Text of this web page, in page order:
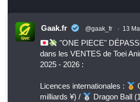
Gaak.fr @gaak_fr · 13
"ONE PIECE"
dans les VENTES de Toei
2025 - 2026 :
Licences internationales :
milliards ¥) /
Dragon Ball